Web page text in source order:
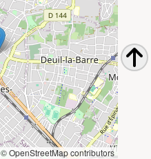
© OpenStreetMap contributors